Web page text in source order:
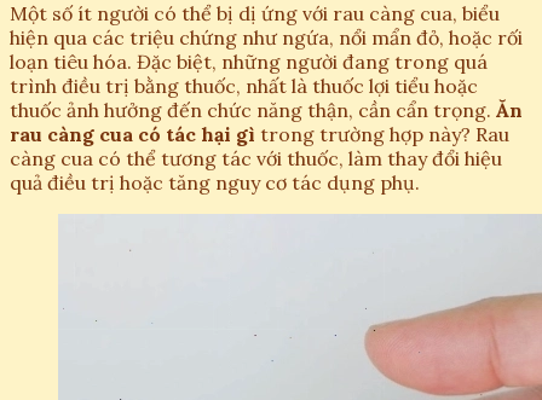
Một số ít người có thể bị dị ứng với rau càng cua, biểu
hiện qua các triệu chứng như ngứa, nổi mẩn đỏ, hoặc rối
loạn tiêu hóa. Đặc biệt, những người đang trong quá
trình điều trị bằng thuốc, nhất là thuốc lợi tiểu hoặc
thuốc ảnh hưởng đến chức năng thận, cần cẩn trọng. Ăn
rau càng cua có tác hại gì trong trường hợp này? Rau
càng cua có thể tương tác với thuốc, làm thay đổi hiệu
quả điều trị hoặc tăng nguy cơ tác dụng phụ.